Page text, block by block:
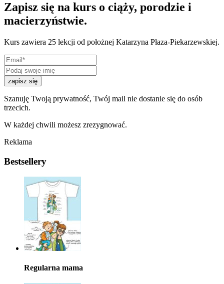
Zapisz się na kurs o ciąży, porodzie i
macierzyństwie.
Kurs zawiera 25 lekcji od położnej Katarzyna Płaza-Piekarzewskiej.
zapisz się
Szanuję Twoją prywatność, Twój mail nie dostanie się do osób
trzecich.
W każdej chwili możesz zrezygnować.
Reklama
Bestsellery
Regularna mama